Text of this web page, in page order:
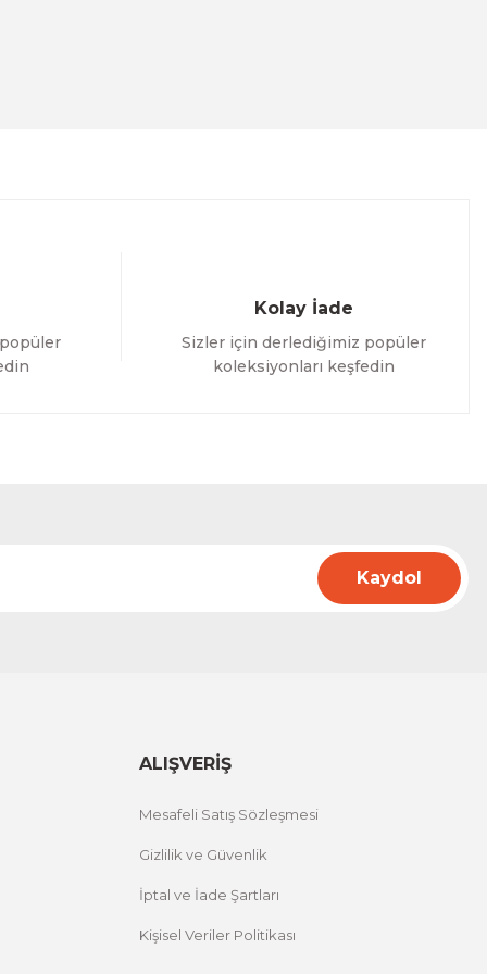
Kolay İade
Sizler için derlediğimiz popüler
koleksiyonları keşfedin
Kaydol
ALIŞVERİŞ
Mesafeli Satış Sözleşmesi
Gizlilik ve Güvenlik
İptal ve İade Şartları
Kişisel Veriler Politikası